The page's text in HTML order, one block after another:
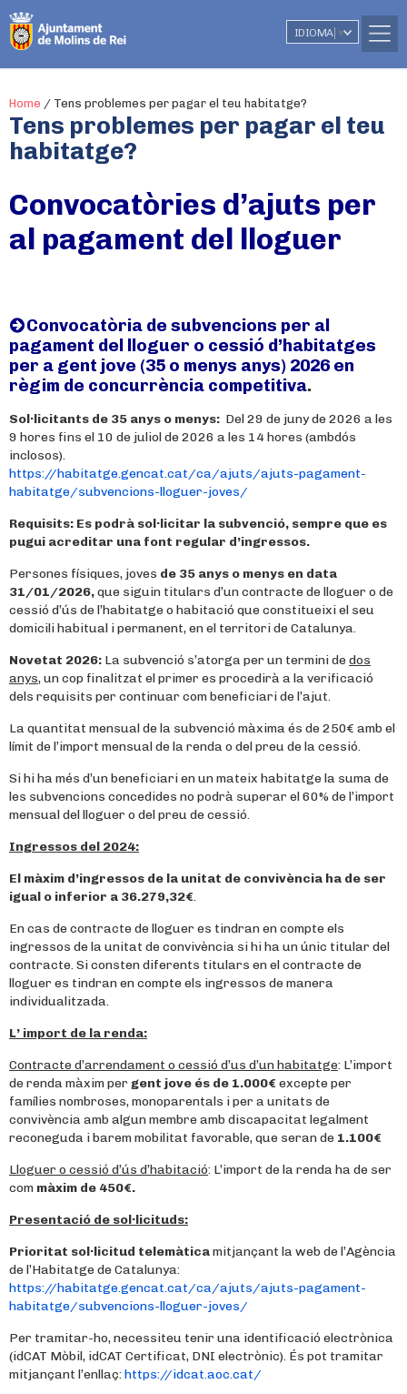
IDIOMA ▼
Home / Tens problemes per pagar el teu habitatge?
Tens problemes per pagar el teu
habitatge?
Convocatòries d’ajuts per
al pagament del lloguer
Convocatòria de subvencions per al
pagament del lloguer o cessió d’habitatges
per a gent jove (35 o menys anys) 2026 en
règim de concurrència competitiva.
Sol·licitants de 35 anys o menys: Del 29 de juny de 2026 a les
9 hores fins el 10 de juliol de 2026 a les 14 hores (ambdós
inclosos).
https://habitatge.gencat.cat/ca/ajuts/ajuts-pagament-
habitatge/subvencions-lloguer-joves/
Requisits: Es podrà sol·licitar la subvenció, sempre que es
pugui acreditar una font regular d’ingressos.
Persones físiques, joves de 35 anys o menys en data
31/01/2026,que siguin titulars d’un contracte de lloguer o de
cessió d’ús de l’habitatge o habitació que constitueixi el seu
domicili habitual i permanent, en el territori de Catalunya.
Novetat 2026: La subvenció s’atorga per un termini dedos
anys,un cop finalitzat el primer es procedirà a la verificació
dels requisits per continuar com beneficiari de l’ajut.
La quantitat mensual de la subvenció màxima és de 250€ amb el
límit de l’import mensual de la renda o del preu de la cessió.
Si hi ha més d’un beneficiari en un mateix habitatge la suma de
les subvencions concedides no podrà superar el 60% de l’import
mensual del lloguer o del preu de cessió.
Ingressos del 2024:
El màxim d’ingressos de la unitat de convivència ha de ser
igual o inferior a 36.279,32€.
En cas de contracte de lloguer es tindran en compte els
ingressos de la unitat de convivència si hi ha un únic titular del
contracte. Si consten diferents titulars en el contracte de
lloguer es tindran en compte els ingressos de manera
individualitzada.
L’ import de la renda:
Contracte d’arrendament o cessió d’us d’un habitatge: L’import
de renda màxim per gent jove és de 1.000€ excepte per
famílies nombroses, monoparentals i per a unitats de
convivència amb algun membre amb discapacitat legalment
reconeguda i barem mobilitat favorable, que seran de 1.100€
Lloguer o cessió d’ús d’habitació: L’import de la renda ha de ser
com màxim de 450€.
Presentació de sol·licituds:
Prioritat sol·licitud telemàticamitjançant la web de l’Agència
de l’Habitatge de Catalunya:
https://habitatge.gencat.cat/ca/ajuts/ajuts-pagament-
habitatge/subvencions-lloguer-joves/
Per tramitar-ho, necessiteu tenir una identificació electrònica
(idCAT Mòbil, idCAT Certificat, DNI electrònic). És pot tramitar
mitjançant l’enllaç:https://idcat.aoc.cat/